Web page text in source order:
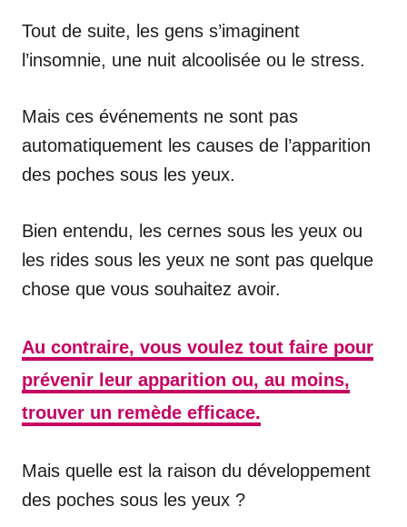
Tout de suite, les gens s’imaginent
l’insomnie, une nuit alcoolisée ou le stress.
Mais ces événements ne sont pas
automatiquement les causes de l’apparition
des poches sous les yeux.
Bien entendu, les cernes sous les yeux ou
les rides sous les yeux ne sont pas quelque
chose que vous souhaitez avoir.
Au contraire, vous voulez tout faire pour
prévenir leur apparition ou, au moins,
trouver un remède efficace.
Mais quelle est la raison du développement
des poches sous les yeux ?